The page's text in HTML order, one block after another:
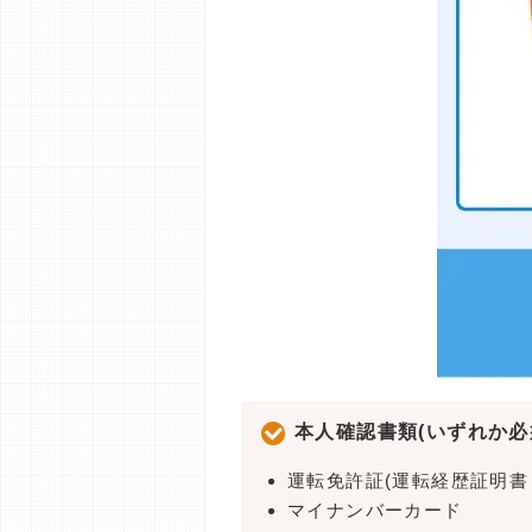
本人確認書類(いずれか
運転免許証(運転経歴証明書
マイナンバーカード